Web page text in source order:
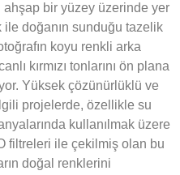
ahşap bir yüzey üzerinde yer
doğanın sunduğu tazelik
koyu renkli arka
kırmızı tonlarını ön plana
Yüksek çözünürlüklü ve
projelerde, özellikle su
kullanılmak üzere
filtreleri ile çekilmiş olan bu
doğal renklerini